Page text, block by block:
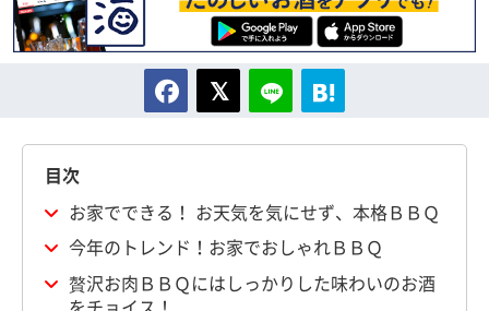
目次
お家でできる！ お天気を気にせず、本格ＢＢＱ
今年のトレンド！お家でおしゃれＢＢＱ
贅沢お肉ＢＢＱにはしっかりした味わいのお酒
をチョイス！